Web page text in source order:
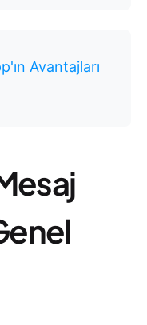
Avantajları